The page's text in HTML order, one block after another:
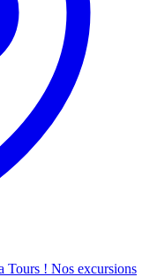
Tours ! Nos excursions